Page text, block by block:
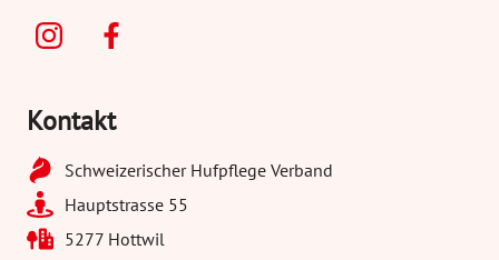
Kontakt
Schweizerischer Hufpflege Verband
Hauptstrasse 55
5277 Hottwil